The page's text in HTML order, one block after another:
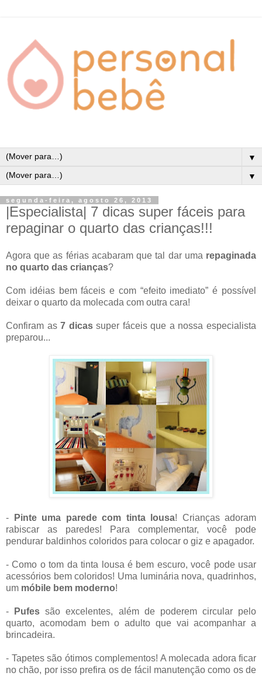
▼
▼
segunda-feira, agosto 26, 2013
|Especialista| 7 dicas super fáceis para
repaginar o quarto das crianças!!!
Agora que as férias acabaram que tal dar uma repaginada
no quarto das crianças?
Com idéias bem fáceis e com “efeito imediato” é possível
deixar o quarto da molecada com outra cara!
Confiram as7 dicassuper fáceis que a nossa especialista
preparou...
- Pinte uma parede com tinta lousa! Crianças adoram
rabiscar as paredes! Para complementar, você pode
pendurar baldinhos coloridos para colocar o giz e apagador.
- Como o tom da tinta lousa é bem escuro, você pode usar
acessórios bem coloridos! Uma luminária nova, quadrinhos,
um móbile bem moderno!
- Pufes são excelentes, além de poderem circular pelo
quarto, acomodam bem o adulto que vai acompanhar a
brincadeira.
- Tapetes são ótimos complementos! A molecada adora ficar
no chão, por isso prefira os de fácil manutenção como os de